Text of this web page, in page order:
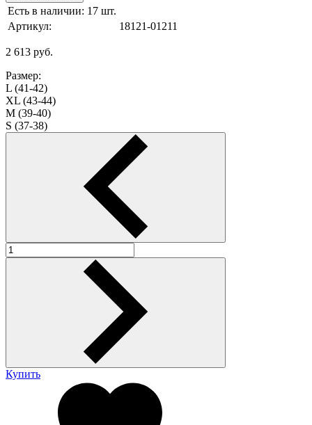
Есть в наличии: 17 шт.
Артикул:
18121-01211
2 613 руб.
Размер:
L (41-42)
XL (43-44)
M (39-40)
S (37-38)
Купить